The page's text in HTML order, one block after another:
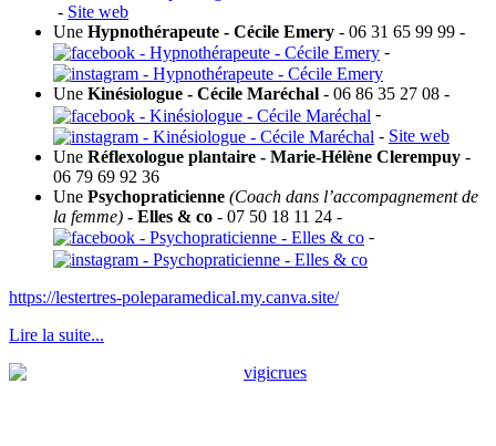
- Site web
Une Hypnothérapeute - Cécile Emery - 06 31 65 99 99 -
-
Une Kinésiologue - Cécile Maréchal - 06 86 35 27 08 -
-
- Site web
Une Réflexologue plantaire - Marie-Hélène Clerempuy -
06 79 69 92 36
Une Psychopraticienne (Coach dans l’accompagnement de
la femme) - Elles & co - 07 50 18 11 24 -
-
https://lestertres-poleparamedical.my.canva.site/
Lire la suite...